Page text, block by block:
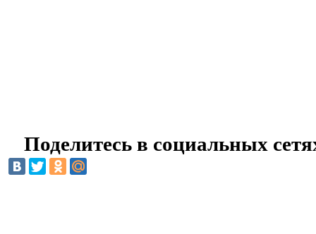
Поделитесь в социальных